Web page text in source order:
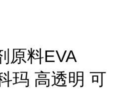
原料EVA
玛 高透明 可